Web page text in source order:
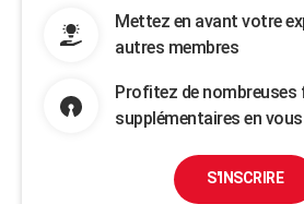
Mettez en avant votre
autres membres
Profitez de
supplémentaires en
S'INSCRIRE